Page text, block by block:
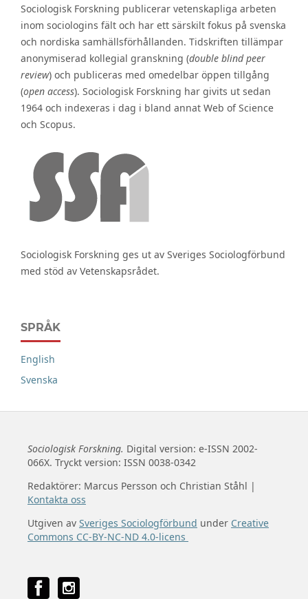
Sociologisk Forskning publicerar vetenskapliga arbeten
inom sociologins fält och har ett särskilt fokus på svenska
och nordiska samhällsförhållanden. Tidskriften tillämpar
anonymiserad kollegial granskning (double blind peer
review) och publiceras med omedelbar öppen tillgång
(open access). Sociologisk Forskning har givits ut sedan
1964 och indexeras i dag i bland annat Web of Science
och Scopus.
Sociologisk Forskning ges ut av Sveriges Sociologförbund
med stöd av Vetenskapsrådet.
SPRÅK
English
Svenska
Sociologisk Forskning. Digital version: e-ISSN 2002-
066X. Tryckt version: ISSN 0038-0342
Redaktörer: Marcus Persson och Christian Ståhl |
Kontakta oss
Utgiven av Sveriges Sociologförbund under Creative
Commons CC-BY-NC-ND 4.0-licens